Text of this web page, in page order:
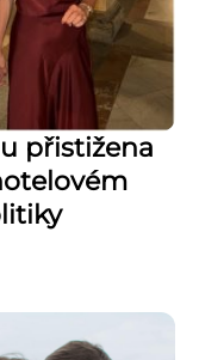
přistižena